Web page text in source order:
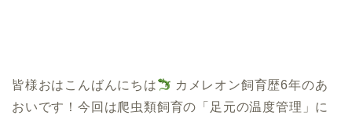
皆様おはこんばんにちは
カメレオン飼育歴6年のあ
おいです！今回は爬虫類飼育の「足元の温度管理」に